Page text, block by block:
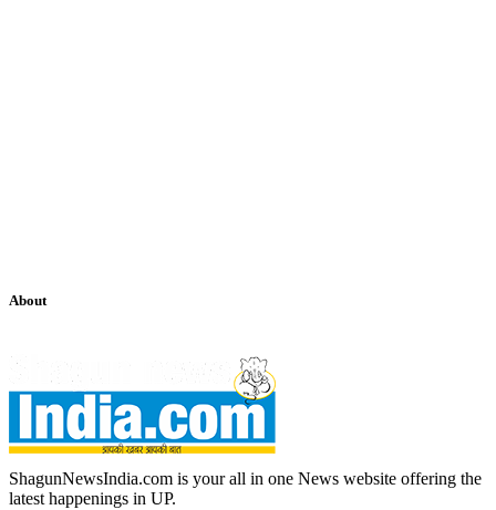
About
ShagunNewsIndia.com is your all in one News website offering the
latest happenings in UP.